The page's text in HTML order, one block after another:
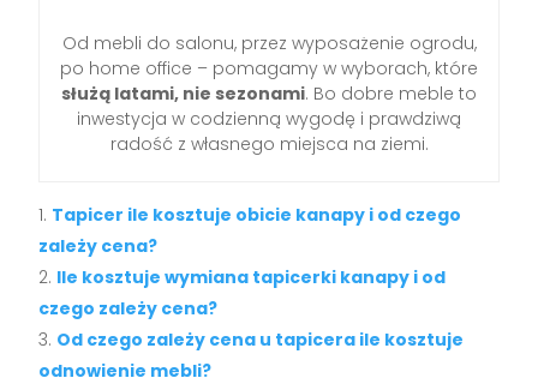
Od mebli do salonu, przez wyposażenie ogrodu,
po home office – pomagamy w wyborach, które
służą latami, nie sezonami. Bo dobre meble to
inwestycja w codzienną wygodę i prawdziwą
radość z własnego miejsca na ziemi.
Tapicer ile kosztuje obicie kanapy i od czego
zależy cena?
Ile kosztuje wymiana tapicerki kanapy i od
czego zależy cena?
Od czego zależy cena u tapicera ile kosztuje
odnowienie mebli?